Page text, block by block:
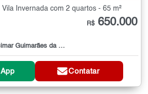
Invernada com 2 quartos - 65 m²
Guimarães da Silva
R$ 650.000
Contatar